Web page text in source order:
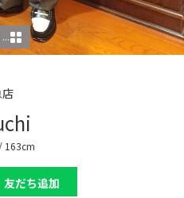
友だち追加